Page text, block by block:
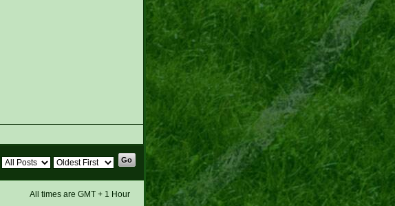
All times are GMT + 1 Hour